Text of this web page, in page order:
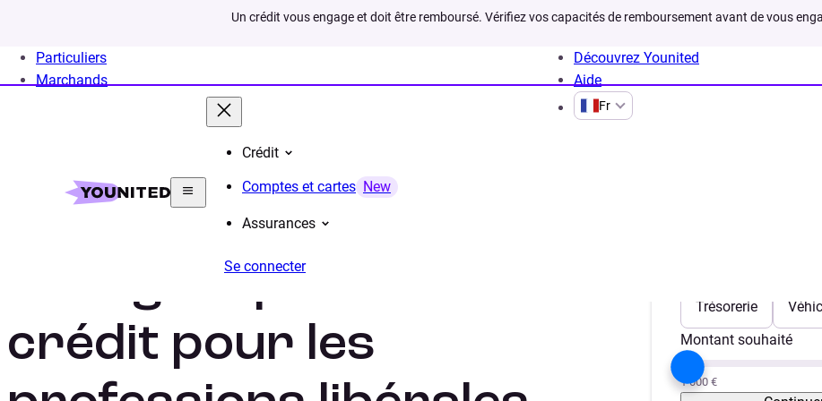
Un crédit vous engage et doit être remboursé. Vérifiez vos capacités de remboursement avant de vous
Particuliers
Marchands
Découvrez Younited
Aide
Fr
Crédit
Comptes et cartes New
Assurances
Se connecter
Home Rachat de crédit Situation Rachat credit profession liberale
Le regroupement de
crédit pour les
Trésorerie
Montant souhaité
1 000 €